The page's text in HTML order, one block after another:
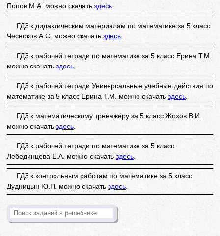
Попов М.А. можно скачать здесь
ГДЗ к дидактическим материалам по математике за 5 класс
Чесноков А.С. можно скачать здесь
ГДЗ к рабочей тетради по математике за 5 класс Ерина Т.М.
можно скачать здесь
ГДЗ к рабочей тетради Универсальные учебные действия по
математике за 5 класс Ерина Т.М. можно скачать здесь
ГДЗ к математическому тренажёру за 5 класс Жохов В.И.
можно скачать здесь
ГДЗ к рабочей тетради по математике за 5 класс
Лебединцева Е.А. можно скачать здесь
ГДЗ к контрольным работам по математике за 5 класс
Дудницын Ю.П. можно скачать здесь